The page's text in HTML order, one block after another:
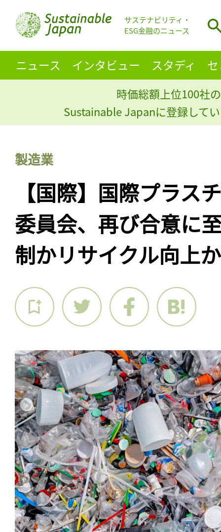
サステナビリティ・
ESG金融のニュース
ニュース インタビュー スタディ
時価総額上位100社
Sustainable Japanに登録して
製造業
【国際】国際プラス
委員会、再び合意に
制かリサイクル向上か